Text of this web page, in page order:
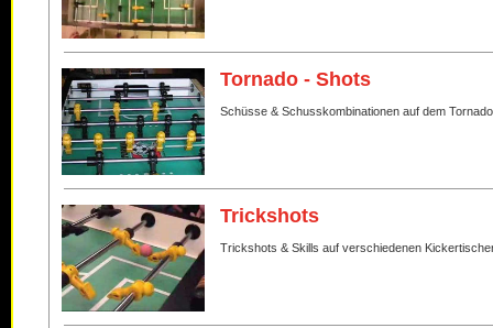
Tornado - Shots
Schüsse & Schusskombinationen auf dem
Trickshots
Trickshots & Skills auf verschiedenen